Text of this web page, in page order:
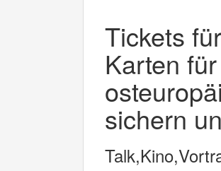
Tickets
Karten
sichern